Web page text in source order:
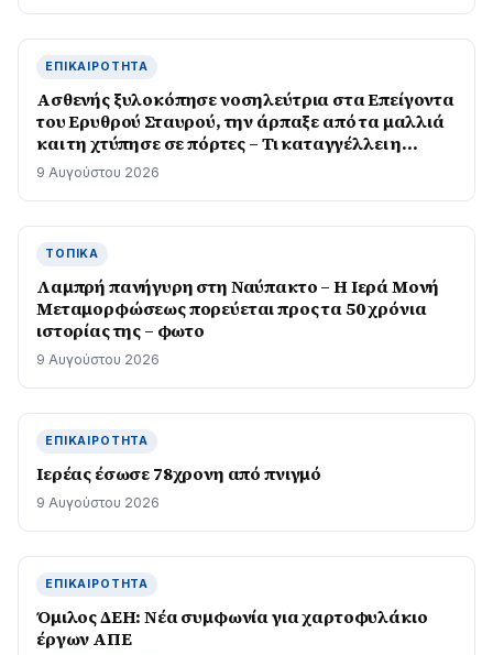
ΕΠΙΚΑΙΡΌΤΗΤΑ
Ασθενής ξυλοκόπησε νοσηλεύτρια στα Επείγοντα
του Ερυθρού Σταυρού, την άρπαξε από τα μαλλιά
και τη χτύπησε σε πόρτες – Τι καταγγέλλει η
ΠΟΕΔΗΝ
9 Αυγούστου 2026
ΤΟΠΙΚΆ
Λαμπρή πανήγυρη στη Ναύπακτο – Η Ιερά Μονή
Μεταμορφώσεως πορεύεται προς τα 50 χρόνια
ιστορίας της – φωτο
9 Αυγούστου 2026
ΕΠΙΚΑΙΡΌΤΗΤΑ
Ιερέας έσωσε 78χρονη από πνιγμό
9 Αυγούστου 2026
ΕΠΙΚΑΙΡΌΤΗΤΑ
Όμιλος ΔΕΗ: Νέα συμφωνία για χαρτοφυλάκιο
έργων ΑΠΕ